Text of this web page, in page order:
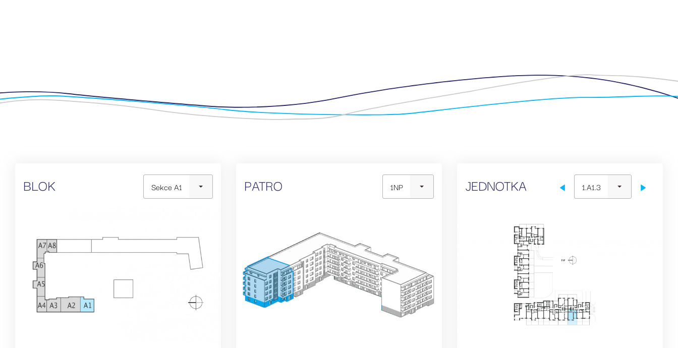
BLOK Sekce A1 PATRO 1NP JEDNOTKA 1.A1.3